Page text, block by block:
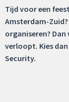
Tijd voor een
Amsterdam-
organiseren?
verloopt. Kies
Security.